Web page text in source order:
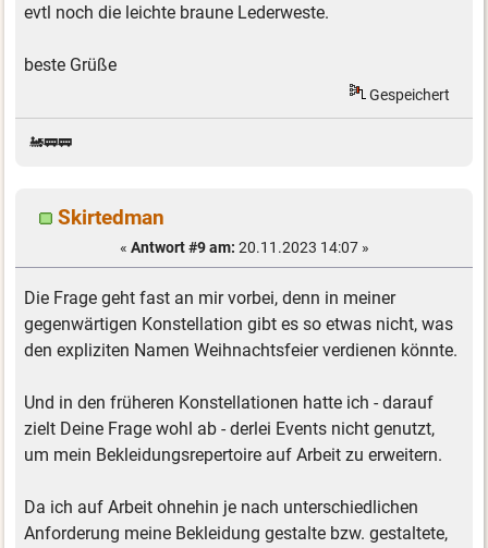
evtl noch die leichte braune Lederweste.
beste Grüße
Gespeichert
🚂🚃🚃
Skirtedman
« Antwort #9 am: 20.11.2023 14:07 »
Die Frage geht fast an mir vorbei, denn in meiner
gegenwärtigen Konstellation gibt es so etwas nicht, was
den expliziten Namen Weihnachtsfeier verdienen könnte.
Und in den früheren Konstellationen hatte ich - darauf
zielt Deine Frage wohl ab - derlei Events nicht genutzt,
um mein Bekleidungsrepertoire auf Arbeit zu erweitern.
Da ich auf Arbeit ohnehin je nach unterschiedlichen
Anforderung meine Bekleidung gestalte bzw. gestaltete,